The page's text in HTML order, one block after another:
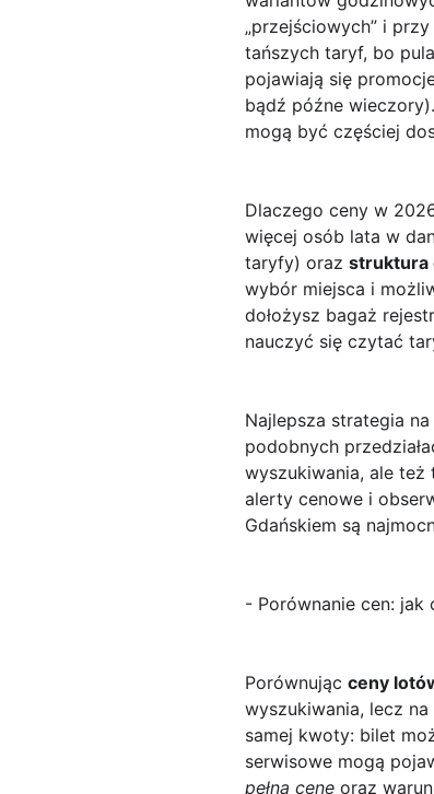
„przejściowych” i
tańszych taryf, bo
pojawiają się
bądź późne
mogą być częściej
Dlaczego ceny w
więcej osób lata w
taryfy) oraz struktura
wybór miejsca i
dołożysz bagaż
nauczyć się czytać
Najlepsza strategia na
podobnych
wyszukiwania, ale
alerty cenowe i
Gdańskiem są
- Porównanie cen:
Porównując ceny
wyszukiwania, lecz
samej kwoty: bilet
serwisowe mogą
pełną cenę oraz